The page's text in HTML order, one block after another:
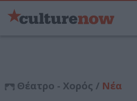
Θέατρο - Χορός / Νέα